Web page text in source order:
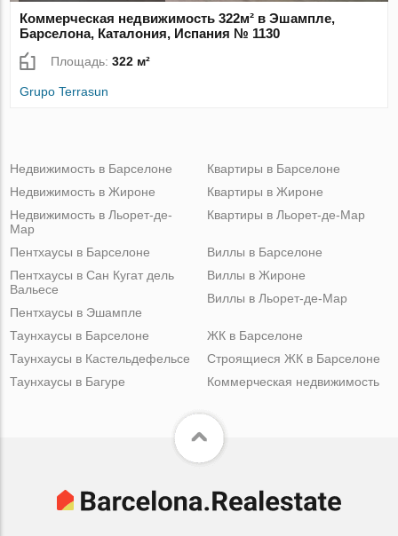
Коммерческая недвижимость 322м² в Эшампле,
Барселона, Каталония, Испания № 1130
Площадь:322 м²
Grupo Terrasun
Недвижимость в Барселоне
Недвижимость в Жироне
Недвижимость в Льорет-де-
Мар
Квартиры в Барселоне
Квартиры в Жироне
Квартиры в Льорет-де-Мар
Пентхаусы в Барселоне
Пентхаусы в Сан Кугат дель
Вальесе
Пентхаусы в Эшампле
Виллы в Барселоне
Виллы в Жироне
Виллы в Льорет-де-Мар
Таунхаусы в Барселоне
Таунхаусы в Кастельдефельсе
Таунхаусы в Багуре
ЖК в Барселоне
Строящиеся ЖК в Барселоне
Коммерческая недвижимость